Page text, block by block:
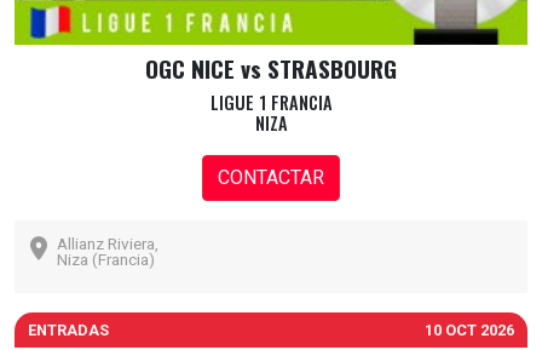
OGC NICE vs STRASBOURG
LIGUE 1 FRANCIA
NIZA
CONTACTAR
Allianz Riviera,
Niza (Francia)
ENTRADAS 10 OCT 2026